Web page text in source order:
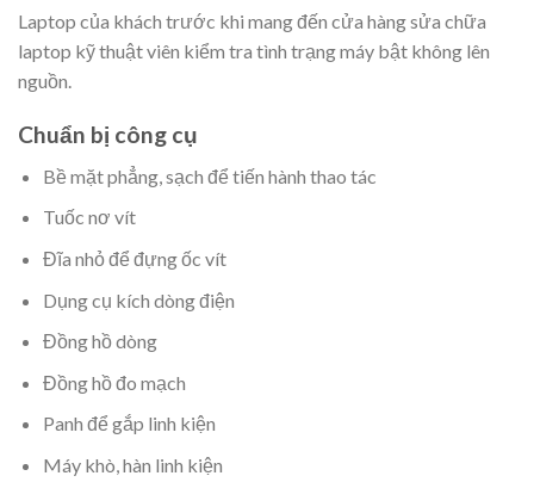
Laptop của khách trước khi mang đến cửa hàng sửa chữa
laptop kỹ thuật viên kiểm tra tình trạng máy bật không lên
nguồn.
Chuẩn bị công cụ
Bề mặt phẳng, sạch để tiến hành thao tác
Tuốc nơ vít
Đĩa nhỏ để đựng ốc vít
Dụng cụ kích dòng điện
Đồng hồ dòng
Đồng hồ đo mạch
Panh để gắp linh kiện
Máy khò, hàn linh kiện